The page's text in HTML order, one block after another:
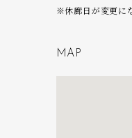
※休廊日が変更に
M A P